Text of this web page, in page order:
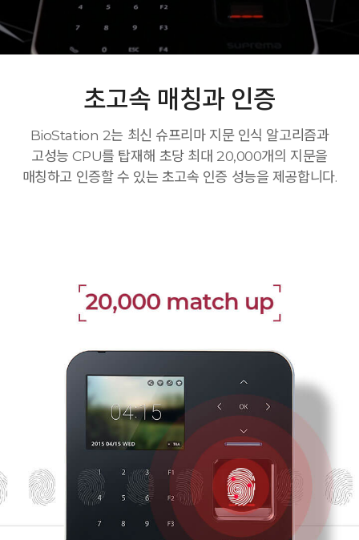
초고속 매칭과 인증
BioStation 2는 최신 슈프리마 지문 인식 알고리즘과
고성능 CPU를 탑재해 초당 최대 20,000개의 지문을
매칭하고 인증할 수 있는 초고속 인증 성능을 제공합니다.